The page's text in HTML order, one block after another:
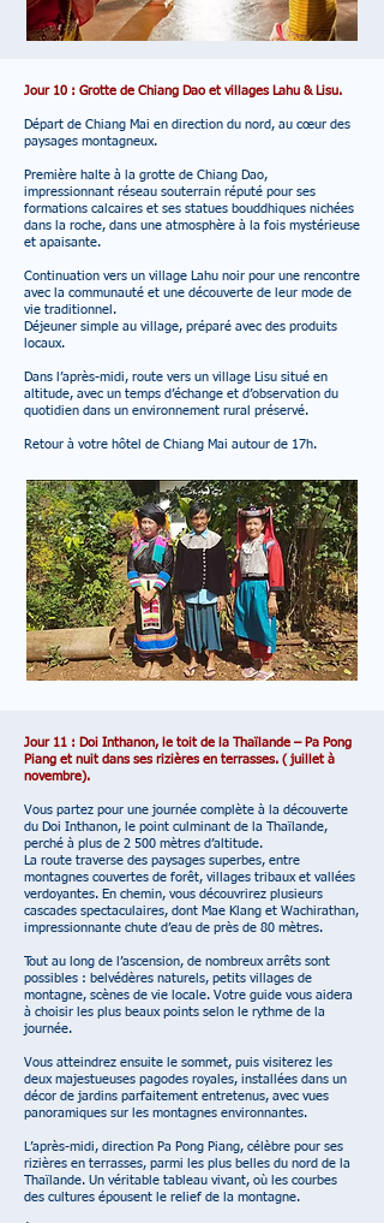
Jour 10 : Grotte de Chiang Dao et villages Lahu & Lisu.
Départ de Chiang Mai en direction du nord, au cœur des
paysages montagneux.
Première halte à la grotte de Chiang Dao,
impressionnant réseau souterrain réputé pour ses
formations calcaires et ses statues bouddhiques nichées
dans la roche, dans une atmosphère à la fois mystérieuse
et apaisante.
Continuation vers un village Lahu noir pour une rencontre
avec la communauté et une découverte de leur mode de
vie traditionnel.
Déjeuner simple au village, préparé avec des produits
locaux.
Dans l’après-midi, route vers un village Lisu situé en
altitude, avec un temps d’échange et d’observation du
quotidien dans un environnement rural préservé.
Retour à votre hôtel de Chiang Mai autour de 17h.
Jour 11 : Doi Inthanon, le toit de la Thaïlande – Pa Pong
Piang et nuit dans ses rizières en terrasses. ( juillet à
novembre).
Vous partez pour une journée complète à la découverte
du Doi Inthanon, le point culminant de la Thaïlande,
perché à plus de 2 500 mètres d’altitude.
La route traverse des paysages superbes, entre
montagnes couvertes de forêt, villages tribaux et vallées
verdoyantes. En chemin, vous découvrirez plusieurs
cascades spectaculaires, dont Mae Klang et Wachirathan,
impressionnante chute d’eau de près de 80 mètres.
Tout au long de l’ascension, de nombreux arrêts sont
possibles : belvédères naturels, petits villages de
montagne, scènes de vie locale. Votre guide vous aidera
à choisir les plus beaux points selon le rythme de la
journée.
Vous atteindrez ensuite le sommet, puis visiterez les
deux majestueuses pagodes royales, installées dans un
décor de jardins parfaitement entretenus, avec vues
panoramiques sur les montagnes environnantes.
L’après-midi, direction Pa Pong Piang, célèbre pour ses
rizières en terrasses, parmi les plus belles du nord de la
Thaïlande. Un véritable tableau vivant, où les courbes
des cultures épousent le relief de la montagne.